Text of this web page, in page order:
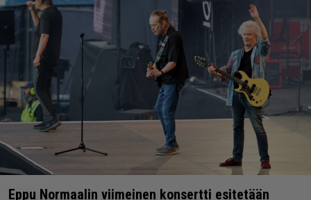
Eppu Normaalin viimeinen konsertti esitetään